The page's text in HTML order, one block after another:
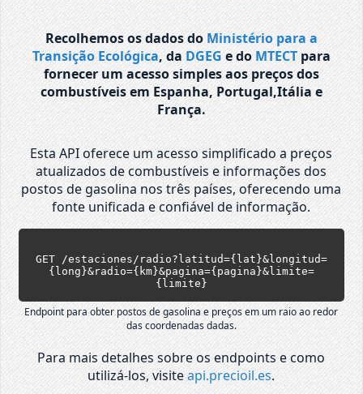
Recolhemos os dados do Ministério para a
Transição Ecológica, da DGEG e do MTECTpara
fornecer um acesso simples aos preços dos
combustíveis em Espanha, Portugal,Itália e
França.
Esta API oferece um acesso simplificado a preços
atualizados de combustíveis e informações dos
postos de gasolina nos três países, oferecendo uma
fonte unificada e confiável de informação.
GET /estaciones/radio?latitud={lat}&longitud=
{long}&radio={km}&pagina={pagina}&limite=
{limite}
Endpoint para obter postos de gasolina e preços em um raio ao redor
das coordenadas dadas.
Para mais detalhes sobre os endpoints e como
utilizá-los, visiteapi.precioil.es.